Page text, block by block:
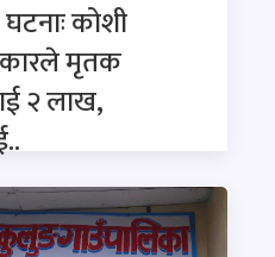
कोशी
मृतक
२ लाख,